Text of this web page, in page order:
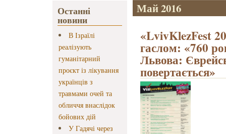
Останні
новини
В Ізраїлі
реалізують
гуманітарний
проєкт із лікування
українців з
травмами очей та
обличчя внаслідок
бойових дій
У Гадячі через
Май 2016
«LvivKlezFest
гаслом: «760
Львова:
повертається»